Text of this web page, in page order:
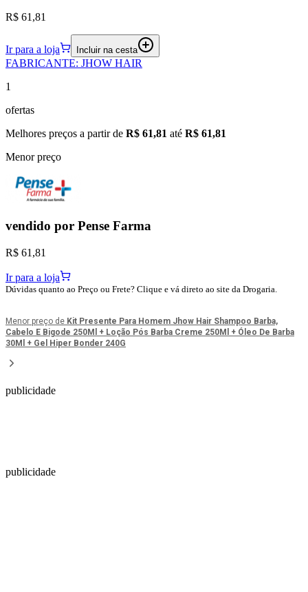
R$ 61,81
Ir para a loja Incluir na cesta
FABRICANTE: JHOW HAIR
1
ofertas
Melhores preços a partir de R$ 61,81 até R$ 61,81
Menor preço
vendido por Pense Farma
R$ 61,81
Ir para a loja
Dúvidas quanto ao Preço ou Frete? Clique e vá direto ao site da Drogaria.
Menor preço de Kit Presente Para Homem Jhow Hair Shampoo Barba,
Cabelo E Bigode 250Ml + Loção Pós Barba Creme 250Ml + Óleo De Barba
30Ml + Gel Hiper Bonder 240G
publicidade
publicidade